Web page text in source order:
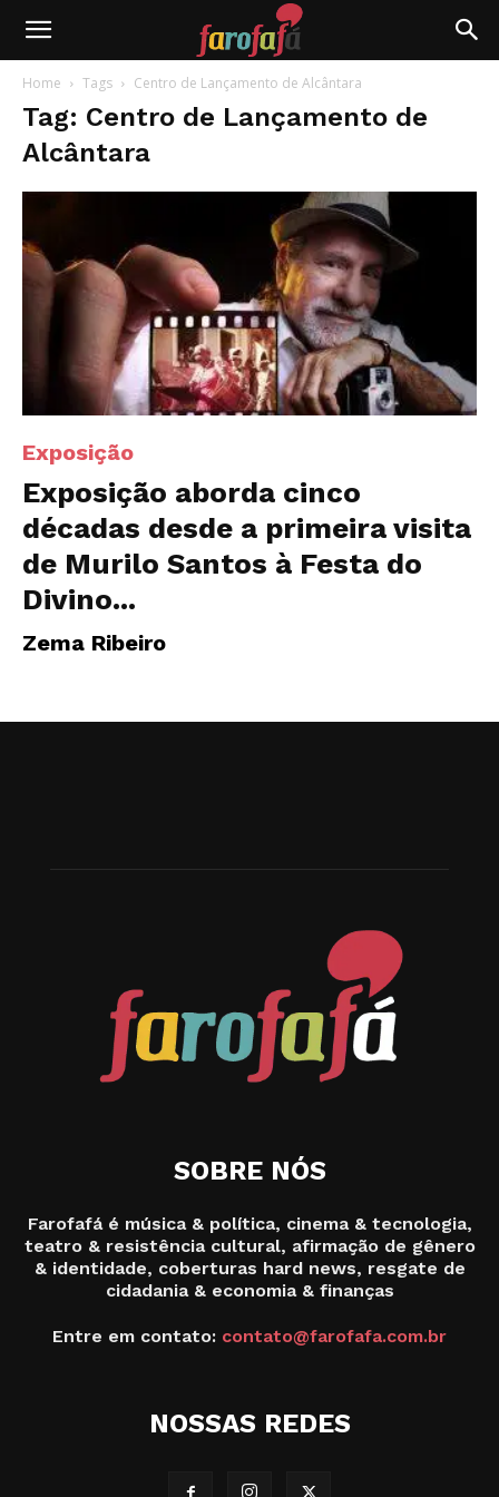
Farofafá
Home Tags Centro de Lançamento de Alcântara
Tag: Centro de Lançamento de
Alcântara
Exposição
Exposição aborda cinco
décadas desde a primeira visita
de Murilo Santos à Festa do
Divino...
Zema Ribeiro
SOBRE NÓS
Farofafá é música & política, cinema & tecnologia,
teatro & resistência cultural, afirmação de gênero
& identidade, coberturas hard news, resgate de
cidadania & economia & finanças
Entre em contato: contato@farofafa.com.br
NOSSAS REDES